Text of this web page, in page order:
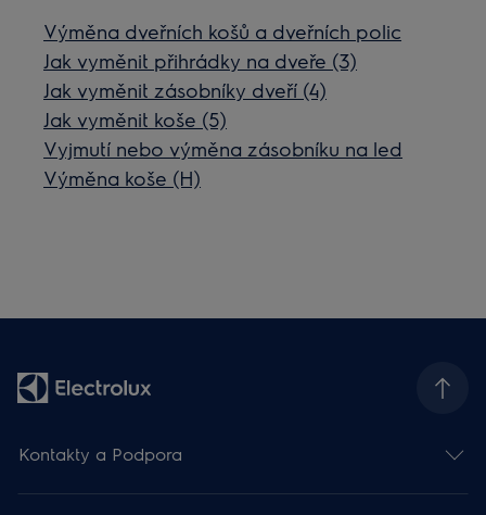
Výměna dveřních košů a dveřních polic
Jak vyměnit přihrádky na dveře (3)
Jak vyměnit zásobníky dveří (4)
Jak vyměnit koše (5)
Vyjmutí nebo výměna zásobníku na led
Výměna koše (H)
Kontakty a Podpora